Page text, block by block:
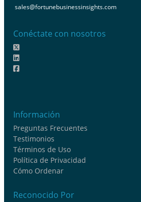
sales@fortunebusinessinsights.com
Conéctate con nosotros
Información
Preguntas Frecuentes
Testimonios
Términos de Uso
Política de Privacidad
Cómo Ordenar
Reconocido Por